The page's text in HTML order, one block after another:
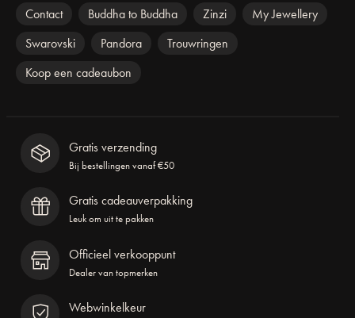
Contact Buddha to Buddha Zinzi
My Jewellery
Swarovski
Pandora
Trouwringen
Koop een cadeaubon
Gratis verzending
Bij bestellingen vanaf €50
Gratis cadeauverpakking
Leuk om uit te pakken
Officieel verkooppunt
Dealer van topmerken
Webwinkelkeur